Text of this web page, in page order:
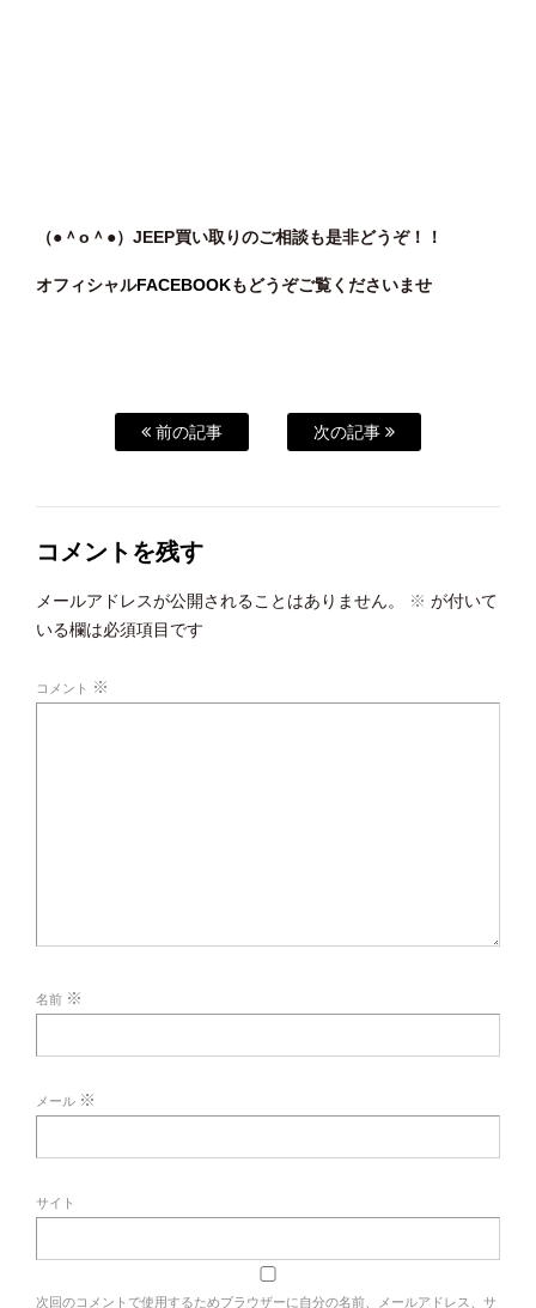
（●＾o ＾●）JEEP買い取りのご相談も是非どうぞ！！
オフィシャルFACEBOOKもどうぞご覧くださいませ
前の記事 次の記事
コメントを残す
メールアドレスが公開されることはありません。 ※ が付いて
いる欄は必須項目です
コメント ※
名前 ※
メール ※
サイト
次回のコメントで使用するためブラウザーに自分の名前、メールアドレス、サ